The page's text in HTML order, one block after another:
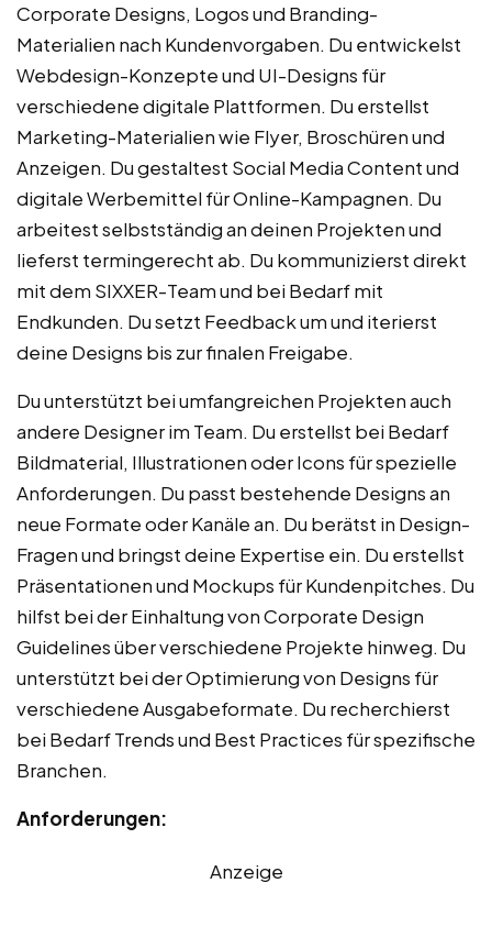
Corporate Designs, Logos und Branding-
Materialien nach Kundenvorgaben. Du entwickelst
Webdesign-Konzepte und UI-Designs für
verschiedene digitale Plattformen. Du erstellst
Marketing-Materialien wie Flyer, Broschüren und
Anzeigen. Du gestaltest Social Media Content und
digitale Werbemittel für Online-Kampagnen. Du
arbeitest selbstständig an deinen Projekten und
lieferst termingerecht ab. Du kommunizierst direkt
mit dem SIXXER-Team und bei Bedarf mit
Endkunden. Du setzt Feedback um und iterierst
deine Designs bis zur finalen Freigabe.
Du unterstützt bei umfangreichen Projekten auch
andere Designer im Team. Du erstellst bei Bedarf
Bildmaterial, Illustrationen oder Icons für spezielle
Anforderungen. Du passt bestehende Designs an
neue Formate oder Kanäle an. Du berätst in Design-
Fragen und bringst deine Expertise ein. Du erstellst
Präsentationen und Mockups für Kundenpitches. Du
hilfst bei der Einhaltung von Corporate Design
Guidelines über verschiedene Projekte hinweg. Du
unterstützt bei der Optimierung von Designs für
verschiedene Ausgabeformate. Du recherchierst
bei Bedarf Trends und Best Practices für spezifische
Branchen.
Anforderungen:
Anzeige